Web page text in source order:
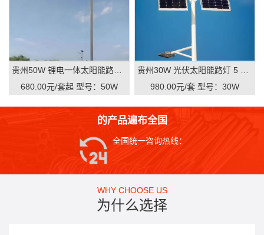
680.00元/套起 型号：50W
980.00元/套 型号：30W
的产品遍布全国
全国统一咨询热线：
WHY CHOOSE US
为什么选择